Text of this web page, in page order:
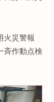
火災警報
斉作動点検